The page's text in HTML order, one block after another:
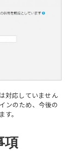
対応していません
ンのため、今後の
。
項